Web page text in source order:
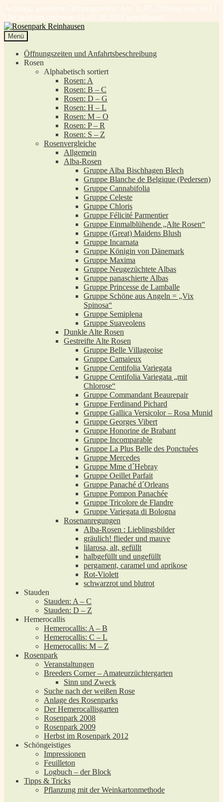
Achtung, geänderte Öffnungszeiten! Am 31.07.2026 nur von 10-13
Uhr geöffnet und vom 03.-07.08.2026 geschlossen!
Zur
Navigation
springen
Zum
Inhalt
springen
Menü
Öffnungszeiten und Anfahrtsbeschreibung
Rosen
Alphabetisch sortiert
Rosen: A
Rosen: B – C
Rosen: D – G
Rosen: H – L
Rosen: M – O
Rosen: P – R
Rosen: S – Z
Rosenvergleiche
Allgemein
Alba-Rosen
Gruppe Alba Bischhagen Blech
Gruppe Blanche de Belgique (Pedersen)
Gruppe Cannabifolia
Gruppe Celeste
Gruppe Chloris
Gruppe Félicité Parmentier
Gruppe Einmalblühende „Alte Rosen“
Gruppe (Great) Maidens Blush
Gruppe Incarnata
Gruppe Königin von Dänemark
Gruppe Maxima
Gruppe Neugezüchtete Albas
Gruppe panaschierte Albas
Gruppe Princesse de Lamballe
Gruppe Schöne aus Angeln = „Vix
Spinosa“
Gruppe Semiplena
Gruppe Suaveolens
Dunkle Alte Rosen
Gestreifte Alte Rosen
Gruppe Belle Villageoise
Gruppe Camaieux
Gruppe Centifolia Variegata
Gruppe Centifolia Variegata „mit
Chlorose“
Gruppe Commandant Beaurepair
Gruppe Ferdinand Pichard
Gruppe Gallica Versicolor – Rosa Munid
Gruppe Georges Vibert
Gruppe Honorine de Brabant
Gruppe Incomparable
Gruppe La Plus Belle des Ponctuées
Gruppe Mercedes
Gruppe Mme d´Hebray
Gruppe Oeillet Parfait
Gruppe Panaché d´Orleans
Gruppe Pompon Panachée
Gruppe Tricolore de Flandre
Gruppe Variegata di Bologna
Rosenanregungen
Alba-Rosen : Lieblingsbilder
gräulich! flieder und mauve
lilarosa, alt, gefüllt
halbgefüllt und ungefüllt
pergament, caramel und aprikose
Rot-Violett
schwarzrot und blutrot
Stauden
Stauden: A – C
Stauden: D – Z
Hemerocallis
Hemerocallis: A – B
Hemerocallis: C – L
Hemerocallis: M – Z
Rosenpark
Veranstaltungen
Breeders Corner – Amateurzüchtergarten
Sinn und Zweck
Suche nach der weißen Rose
Anlage des Rosenparks
Der Hemerocallisgarten
Rosenpark 2008
Rosenpark 2009
Herbst im Rosenpark 2012
Schöngeistiges
Impressionen
Feuilleton
Logbuch – der Block
Tipps & Tricks
Pflanzung mit der Weinkartonmethode